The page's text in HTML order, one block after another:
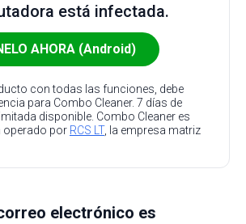
está infectada.
AHORA (Android)
con todas las funciones, debe
para Combo Cleaner. 7 días de
disponible. Combo Cleaner es
operado por RCS LT, la empresa matriz
electrónico es